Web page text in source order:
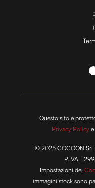
Questo sito è
Privacy Policy e
© 2025 COCOON Srl
P.IVA
Impostazioni dei
immagini stock sono